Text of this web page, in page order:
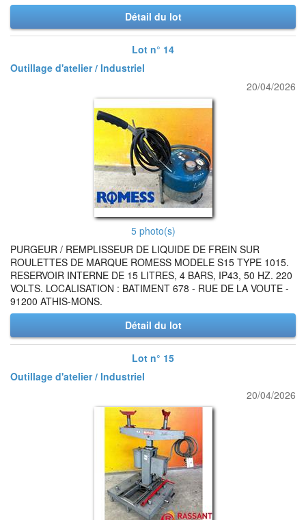
Détail du lot
Lot n° 14
Outillage d'atelier / Industriel
20/04/2026
5 photo(s)
PURGEUR / REMPLISSEUR DE LIQUIDE DE FREIN SUR
ROULETTES DE MARQUE ROMESS MODELE S15 TYPE 1015.
RESERVOIR INTERNE DE 15 LITRES, 4 BARS, IP43, 50 HZ. 220
VOLTS. LOCALISATION : BATIMENT 678 - RUE DE LA VOUTE -
91200 ATHIS-MONS.
Détail du lot
Lot n° 15
Outillage d'atelier / Industriel
20/04/2026